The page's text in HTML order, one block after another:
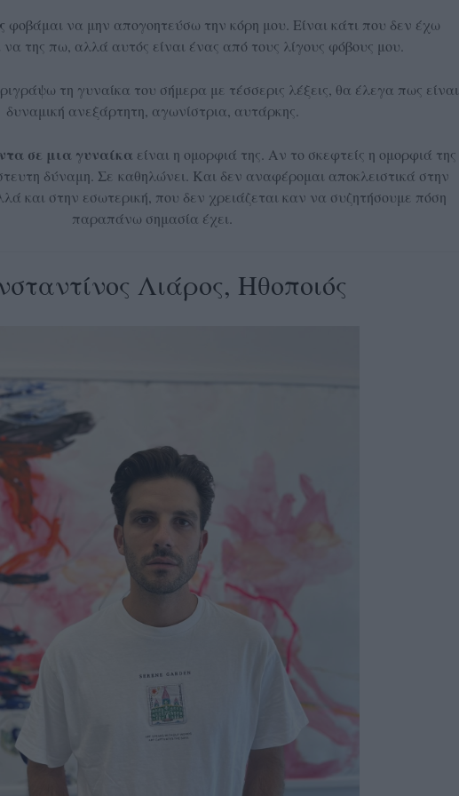
φοβάμαι να μην απογοητεύσω την κόρη μου. Είναι κάτι που δεν έχω
να της πω, αλλά αυτός είναι ένας από τους λίγους φόβους μου.
τη γυναίκα του σήμερα με τέσσερις λέξεις, θα έλεγα πως είναι
δυναμική ανεξάρτητη, αγωνίστρια, αυτάρκης.
σε μια γυναίκα είναι η ομορφιά της. Αν το σκεφτείς η ομορφιά της
δύναμη. Σε καθηλώνει. Και δεν αναφέρομαι αποκλειστικά στην
και στην εσωτερική, που δεν χρειάζεται καν να συζητήσουμε πόση
παραπάνω σημασία έχει.
Λιάρος, Ηθοποιός